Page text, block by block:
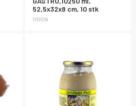
52,5x32x8 cm, 10 stk
110014